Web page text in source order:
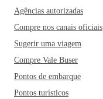
Agências autorizadas
Compre nos canais oficiais
Sugerir uma viagem
Compre Vale Buser
Pontos de embarque
Pontos turísticos